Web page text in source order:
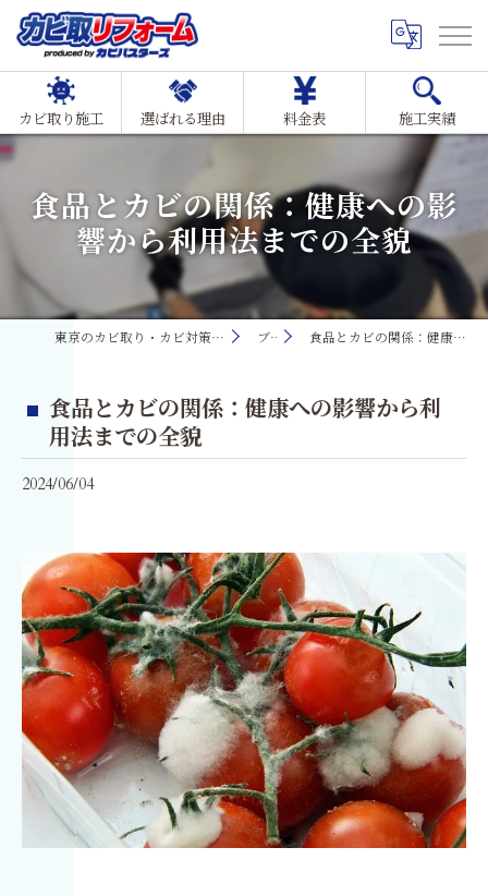
カビ取り施工 選ばれる理由 料金表 施工実績
食品とカビの関係：健康への影
響から利用法までの全貌
東京のカビ取り・カビ対策ならMIST工法®カビ取リフォーム ブログ 食品とカビの関係：健康への影響から利用法までの全貌
食品とカビの関係：健康への影響から利
用法までの全貌
2024/06/04